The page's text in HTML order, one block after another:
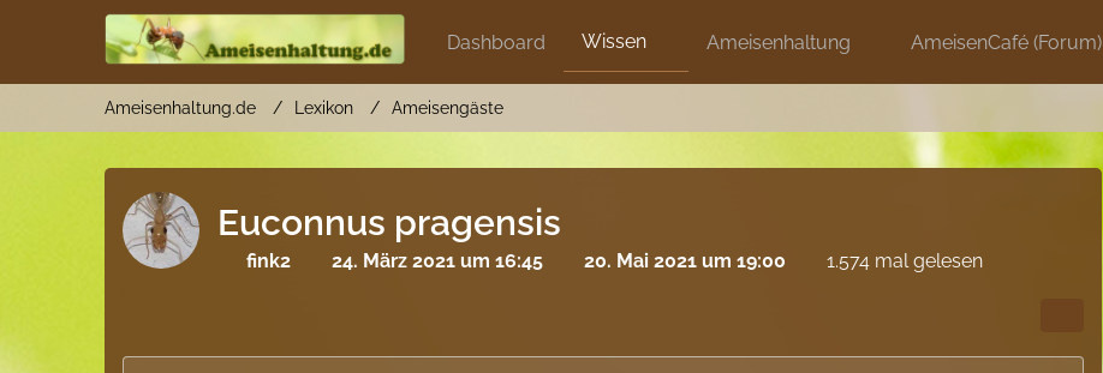
Dashboard Wissen Ameisenhaltung AmeisenCafé (Forum)
Ameisenhaltung.de Lexikon Ameisengäste
Euconnus pragensis
fink2 24. März 2021 um 16:45 20. Mai 2021 um 19:00 1.574 mal gelesen